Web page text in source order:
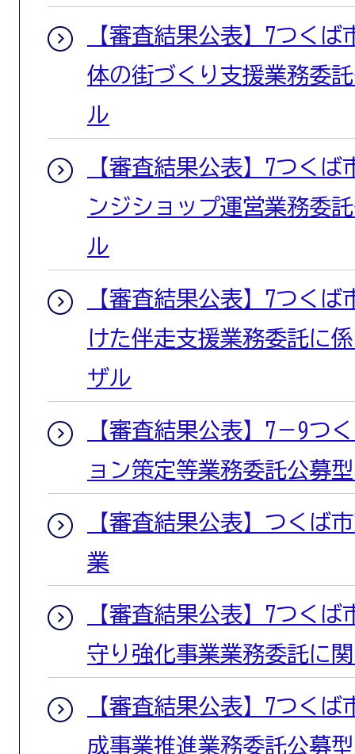
【審査結果公表】7つく
体の街づくり支援業務委
ル
【審査結果公表】7つく
ンジショップ運営業務委
ル
【審査結果公表】7つく
けた伴走支援業務委託に
ザル
【審査結果公表】7－9つ
ョン策定等業務委託公募
【審査結果公表】つくば
業
【審査結果公表】7つく
守り強化事業業務委託に
【審査結果公表】7つく
成事業推進業務委託公募